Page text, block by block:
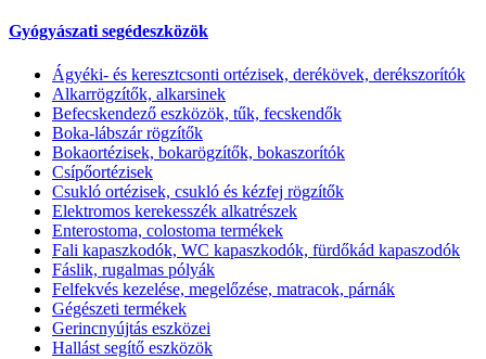
Gyógyászati segédeszközök
Ágyéki- és keresztcsonti ortézisek, derékövek, derékszorítók
Alkarrögzítők, alkarsinek
Befecskendező eszközök, tűk, fecskendők
Boka-lábszár rögzítők
Bokaortézisek, bokarögzítők, bokaszorítók
Csípőortézisek
Csukló ortézisek, csukló és kézfej rögzítők
Elektromos kerekesszék alkatrészek
Enterostoma, colostoma termékek
Fali kapaszkodók, WC kapaszkodók, fürdőkád kapaszodók
Fáslik, rugalmas pólyák
Felfekvés kezelése, megelőzése, matracok, párnák
Gégészeti termékek
Gerincnyújtás eszközei
Hallást segítő eszközök